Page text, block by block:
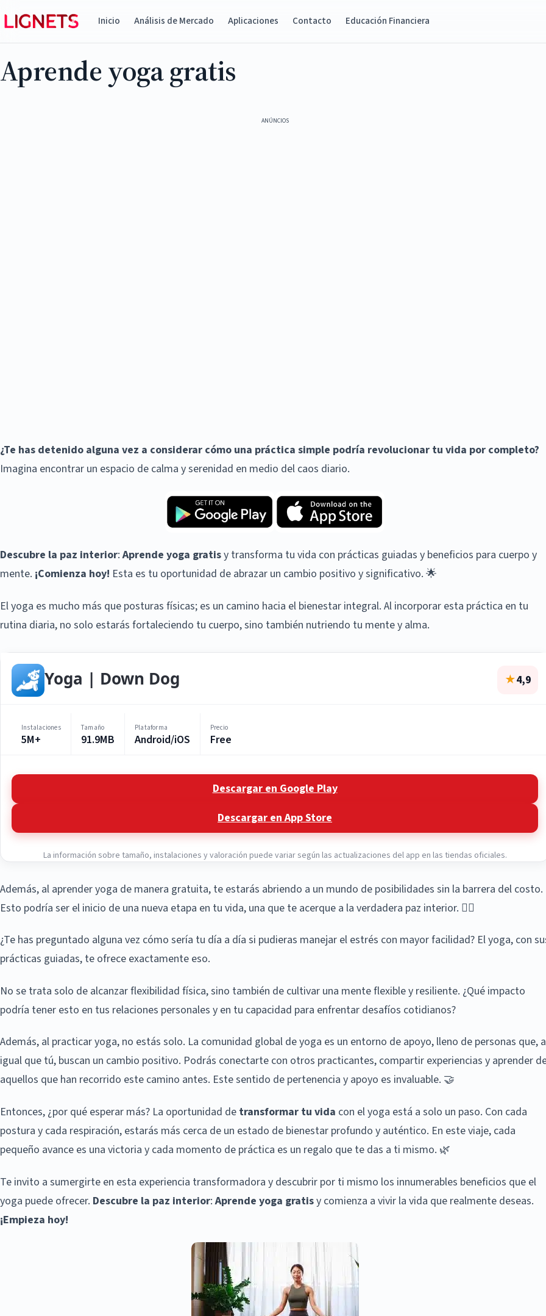
Inicio Análisis de Mercado Aplicaciones Contacto Educación Financiera
Aprende yoga gratis
ANÚNCIOS
¿Te has detenido alguna vez a considerar cómo una práctica simple podría revolucionar tu vida por completo?
Imagina encontrar un espacio de calma y serenidad en medio del caos diario.
Descubre la paz interior:Aprende yoga gratisy transforma tu vida con prácticas guiadas y beneficios para cuerpo y
mente. ¡Comienza hoy! Esta es tu oportunidad de abrazar un cambio positivo y significativo. 🌟
El yoga es mucho más que posturas físicas; es un camino hacia el bienestar integral. Al incorporar esta práctica en tu
rutina diaria, no solo estarás fortaleciendo tu cuerpo, sino también nutriendo tu mente y alma.
Yoga | Down Dog ★4,9
Instalaciones
5M+
Tamaño
91.9MB
Plataforma
Android/iOS
Precio
Free
Descargar en Google Play
Descargar en App Store
La información sobre tamaño, instalaciones y valoración puede variar según las actualizaciones del app en las tiendas oficiales.
Además, al aprender yoga de manera gratuita, te estarás abriendo a un mundo de posibilidades sin la barrera del costo.
Esto podría ser el inicio de una nueva etapa en tu vida, una que te acerque a la verdadera paz interior. 🧘‍♀️
¿Te has preguntado alguna vez cómo sería tu día a día si pudieras manejar el estrés con mayor facilidad? El yoga, con
prácticas guiadas, te ofrece exactamente eso.
No se trata solo de alcanzar flexibilidad física, sino también de cultivar una mente flexible y resiliente. ¿Qué impacto
podría tener esto en tus relaciones personales y en tu capacidad para enfrentar desafíos cotidianos?
Además, al practicar yoga, no estás solo. La comunidad global de yoga es un entorno de apoyo, lleno de personas que,
igual que tú, buscan un cambio positivo. Podrás conectarte con otros practicantes, compartir experiencias y aprender
aquellos que han recorrido este camino antes. Este sentido de pertenencia y apoyo es invaluable. 🤝
Entonces, ¿por qué esperar más? La oportunidad de transformar tu vida con el yoga está a solo un paso. Con cada
postura y cada respiración, estarás más cerca de un estado de bienestar profundo y auténtico. En este viaje, cada
pequeño avance es una victoria y cada momento de práctica es un regalo que te das a ti mismo. 🌿
Te invito a sumergirte en esta experiencia transformadora y descubrir por ti mismo los innumerables beneficios que el
yoga puede ofrecer. Descubre la paz interior:Aprende yoga gratisy comienza a vivir la vida que realmente deseas.
¡Empieza hoy!